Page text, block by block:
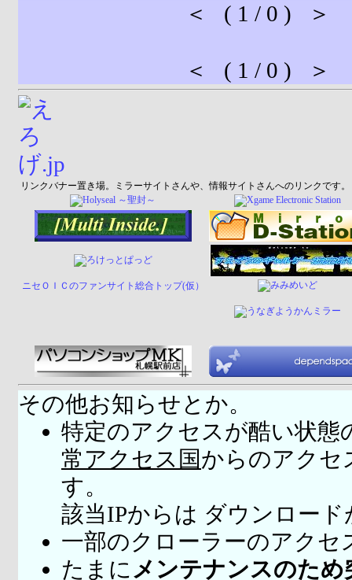
＜ ( 1 / 0 ) ＞
＜ ( 1 / 0 ) ＞
リンクバナー置き場。ミラーサイトさんや、情報サイトさんへのリンクです。
ニセＯＩＣのファンサイト総合トップ(仮）
その他お知らせとか。
特定のアクセスが酷い状態
常アクセス国からのアクセ
す。
該当IPからは ダウンロー
一部のクローラーのアクセ
たまに メンテナンスのため